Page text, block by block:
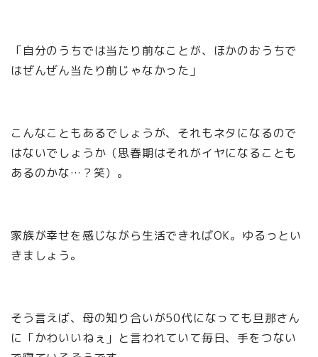
「自分のうちでは当たり前なことが、ほかのおうちで
はぜんぜん当たり前じゃなかった」
こんなこともあるでしょうが、それもネタになるので
はないでしょうか（思春期はそれがイヤになることも
あるのかな…？笑）。
家族が幸せを感じながら生活できればOK。ゆるっとい
きましょう。
そう言えば、母の知り合いが50代になっても旦那さん
に「かわいいねぇ」と言われていて毎日、手をつない